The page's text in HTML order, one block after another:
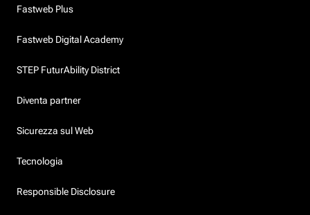
Fastweb Plus
Fastweb Digital Academy
STEP FuturAbility District
Diventa partner
Sicurezza sul Web
Tecnologia
Responsible Disclosure